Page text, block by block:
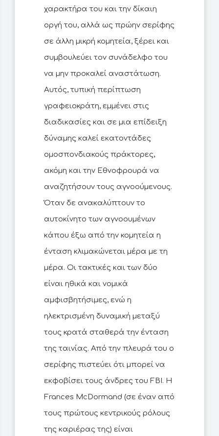
χαρακτήρα του και την δίκαιη
οργή του, αλλά ως πρώην σερίφης
σε άλλη μικρή κομητεία, ξέρει και
συμβουλεύει τον συνάδελφο του
να μην προκαλεί αναστάτωση.
Αυτός, τυπική περίπτωση
γραφειοκράτη, εμμένει στις
διαδικασίες και σε μια επίδειξη
δύναμης καλεί εκατοντάδες
ομοσπονδιακούς πράκτορες,
ακόμη και την Εθνοφρουρά να
αναζητήσουν τους αγνοούμενους.
Όταν δε ανακαλύπτουν το
αυτοκίνητο των αγνοουμένων
κάπου έξω από την κομητεία η
ένταση κλιμακώνεται μέρα με τη
μέρα. Οι τακτικές και των δύο
είναι ηθικά και νομικά
αμφισβητήσιμες, ενώ η
ηλεκτρισμένη δυναμική μεταξύ
τους κρατά σταθερά την ένταση
της ταινίας. Από την πλευρά του ο
σερίφης πιστεύει ότι μπορεί να
εκφοβίσει τους άνδρες του FBI. Η
Frances McDormand (σε έναν από
τους πρώτους κεντρικούς ρόλους
της καριέρας της) είναι